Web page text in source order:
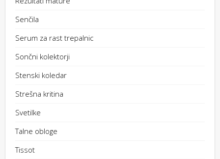
Senčila
Serum za rast trepalnic
Sončni kolektorji
Stenski koledar
Strešna kritina
Svetilke
Talne obloge
Tissot